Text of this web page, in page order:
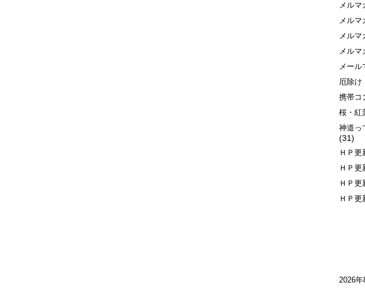
メルマ
メルマ
メルマ
メルマ
メール
厄除け
携帯コ
桜・紅
神道っ
(31)
ＨＰ更
ＨＰ更
ＨＰ更
ＨＰ更
2026年